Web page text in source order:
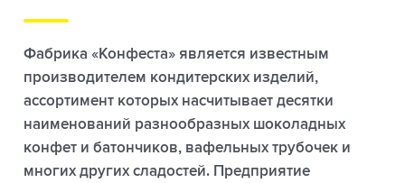
Фабрика «Конфеста» является известным
производителем кондитерских изделий,
ассортимент которых насчитывает десятки
наименований разнообразных шоколадных
конфет и батончиков, вафельных трубочек и
многих других сладостей. Предприятие